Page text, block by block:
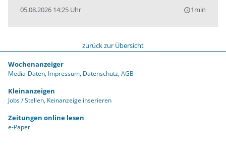
05.08.2026 14:25 Uhr query_builder1min
zurück zur Übersicht
Wochenanzeiger
Media-Daten Impressum Datenschutz AGB
Kleinanzeigen
Jobs / Stellen Keinanzeige inserieren
Zeitungen online lesen
e-Paper